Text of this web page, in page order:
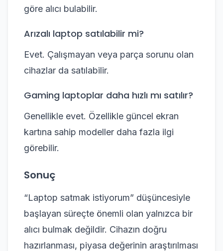
göre alıcı bulabilir.
Arızalı laptop satılabilir mi?
Evet. Çalışmayan veya parça sorunu olan
cihazlar da satılabilir.
Gaming laptoplar daha hızlı mı satılır?
Genellikle evet. Özellikle güncel ekran
kartına sahip modeller daha fazla ilgi
görebilir.
Sonuç
“Laptop satmak istiyorum” düşüncesiyle
başlayan süreçte önemli olan yalnızca bir
alıcı bulmak değildir. Cihazın doğru
hazırlanması, piyasa değerinin araştırılması